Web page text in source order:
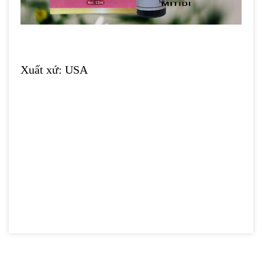
Xuất xứ: USA